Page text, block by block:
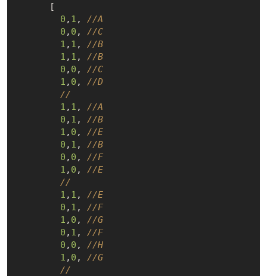
0 , 1 , //A
0 , 0 , //C
1 , 1 , //B
1 , 1 , //B
0 , 0 , //C
1 , 0 , //D
//
1 , 1 , //A
0 , 1 , //B
1 , 0 , //E
0 , 1 , //B
0 , 0 , //F
1 , 0 , //E
//
1 , 1 , //E
0 , 1 , //F
1 , 0 , //G
0 , 1 , //F
0 , 0 , //H
1 , 0 , //G
//